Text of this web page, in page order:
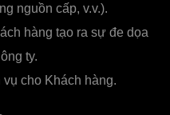
nguồn cấp, v.v.).
hàng tạo ra sự đe dọa
ty.
cho Khách hàng.